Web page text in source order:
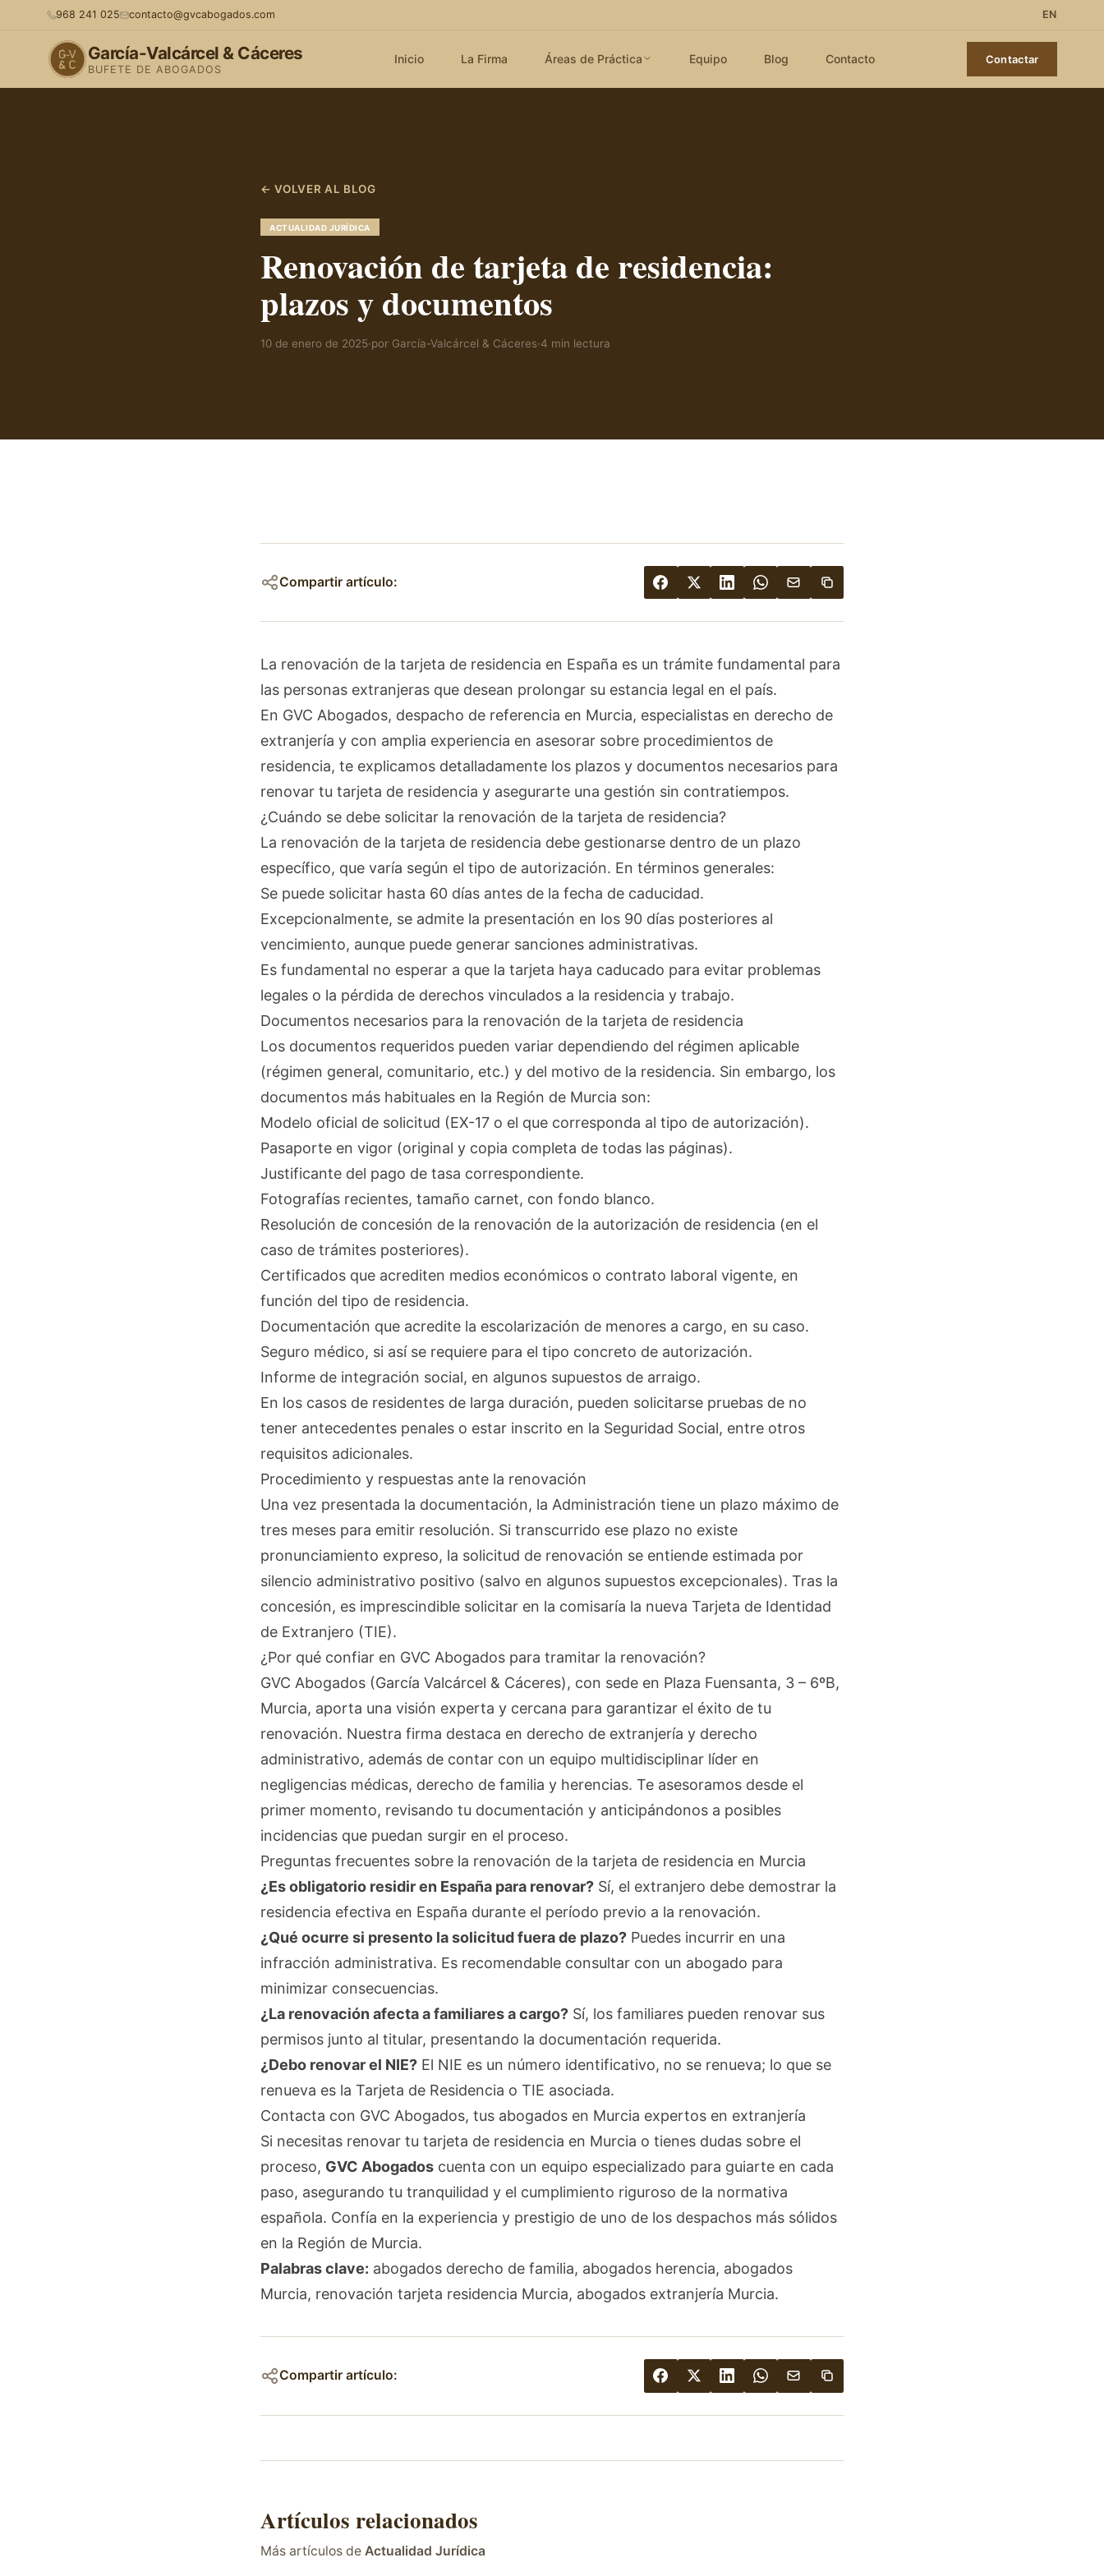
968 241 025 contacto@gvcabogados.com EN
García-Valcárcel & Cáceres
BUFETE DE ABOGADOS
Inicio La Firma Áreas de Práctica Equipo Blog Contacto Contactar
← VOLVER AL BLOG
ACTUALIDAD JURÍDICA
Renovación de tarjeta de residencia:
plazos y documentos
10 de enero de 2025·por García-Valcárcel & Cáceres·4 min lectura
Compartir artículo:
La renovación de la tarjeta de residencia en España es un trámite fundamental para
las personas extranjeras que desean prolongar su estancia legal en el país.
En GVC Abogados, despacho de referencia en Murcia, especialistas en derecho de
extranjería y con amplia experiencia en asesorar sobre procedimientos de
residencia, te explicamos detalladamente los plazos y documentos necesarios para
renovar tu tarjeta de residencia y asegurarte una gestión sin contratiempos.
¿Cuándo se debe solicitar la renovación de la tarjeta de residencia?
La renovación de la tarjeta de residencia debe gestionarse dentro de un plazo
específico, que varía según el tipo de autorización. En términos generales:
Se puede solicitar hasta 60 días antes de la fecha de caducidad.
Excepcionalmente, se admite la presentación en los 90 días posteriores al
vencimiento, aunque puede generar sanciones administrativas.
Es fundamental no esperar a que la tarjeta haya caducado para evitar problemas
legales o la pérdida de derechos vinculados a la residencia y trabajo.
Documentos necesarios para la renovación de la tarjeta de residencia
Los documentos requeridos pueden variar dependiendo del régimen aplicable
(régimen general, comunitario, etc.) y del motivo de la residencia. Sin embargo, los
documentos más habituales en la Región de Murcia son:
Modelo oficial de solicitud (EX-17 o el que corresponda al tipo de autorización).
Pasaporte en vigor (original y copia completa de todas las páginas).
Justificante del pago de tasa correspondiente.
Fotografías recientes, tamaño carnet, con fondo blanco.
Resolución de concesión de la renovación de la autorización de residencia (en el
caso de trámites posteriores).
Certificados que acrediten medios económicos o contrato laboral vigente, en
función del tipo de residencia.
Documentación que acredite la escolarización de menores a cargo, en su caso.
Seguro médico, si así se requiere para el tipo concreto de autorización.
Informe de integración social, en algunos supuestos de arraigo.
En los casos de residentes de larga duración, pueden solicitarse pruebas de no
tener antecedentes penales o estar inscrito en la Seguridad Social, entre otros
requisitos adicionales.
Procedimiento y respuestas ante la renovación
Una vez presentada la documentación, la Administración tiene un plazo máximo de
tres meses para emitir resolución. Si transcurrido ese plazo no existe
pronunciamiento expreso, la solicitud de renovación se entiende estimada por
silencio administrativo positivo (salvo en algunos supuestos excepcionales). Tras la
concesión, es imprescindible solicitar en la comisaría la nueva Tarjeta de Identidad
de Extranjero (TIE).
¿Por qué confiar en GVC Abogados para tramitar la renovación?
GVC Abogados (García Valcárcel & Cáceres), con sede en Plaza Fuensanta, 3 – 6ºB,
Murcia, aporta una visión experta y cercana para garantizar el éxito de tu
renovación. Nuestra firma destaca en derecho de extranjería y derecho
administrativo, además de contar con un equipo multidisciplinar líder en
negligencias médicas, derecho de familia y herencias. Te asesoramos desde el
primer momento, revisando tu documentación y anticipándonos a posibles
incidencias que puedan surgir en el proceso.
Preguntas frecuentes sobre la renovación de la tarjeta de residencia en Murcia
¿Es obligatorio residir en España para renovar? Sí, el extranjero debe demostrar la
residencia efectiva en España durante el período previo a la renovación.
¿Qué ocurre si presento la solicitud fuera de plazo? Puedes incurrir en una
infracción administrativa. Es recomendable consultar con un abogado para
minimizar consecuencias.
¿La renovación afecta a familiares a cargo? Sí, los familiares pueden renovar sus
permisos junto al titular, presentando la documentación requerida.
¿Debo renovar el NIE? El NIE es un número identificativo, no se renueva; lo que se
renueva es la Tarjeta de Residencia o TIE asociada.
Contacta con GVC Abogados, tus abogados en Murcia expertos en extranjería
Si necesitas renovar tu tarjeta de residencia en Murcia o tienes dudas sobre el
proceso, GVC Abogados cuenta con un equipo especializado para guiarte en cada
paso, asegurando tu tranquilidad y el cumplimiento riguroso de la normativa
española. Confía en la experiencia y prestigio de uno de los despachos más sólidos
en la Región de Murcia.
Palabras clave: abogados derecho de familia, abogados herencia, abogados
Murcia, renovación tarjeta residencia Murcia, abogados extranjería Murcia.
Compartir artículo:
Artículos relacionados
Más artículos de Actualidad Jurídica